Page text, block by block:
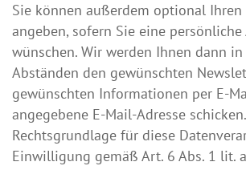
Sie können außerdem optional Ihren
angeben, sofern Sie eine persönliche
wünschen. Wir werden Ihnen dann
Abständen den gewünschten
gewünschten Informationen per E-
angegebene E-Mail-Adresse schicken.
Rechtsgrundlage für diese
Einwilligung gemäß Art. 6 Abs. 1 lit.